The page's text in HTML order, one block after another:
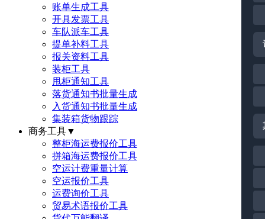
账单生成工具
开具发票工具
车队派车工具
提单补料工具
报关资料工具
装柜工具
甩柜通知工具
落货通知书批量生成
入货通知书批量生成
集装箱货物跟踪
商务工具▼
整柜海运费报价工具
拼箱海运费报价工具
空运计费重量计算
空运报价工具
运费询价工具
贸易术语报价工具